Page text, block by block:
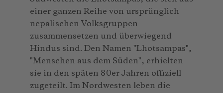
einer ganzen Reihe von ursprünglich
nepalischen Volksgruppen
zusammensetzen und überwiegend
Hindus sind. Den Namen "Lhotsampas",
"Menschen aus dem Süden", erhielten
sie in den späten 80er Jahren offiziell
zugeteilt. Im Nordwesten leben die